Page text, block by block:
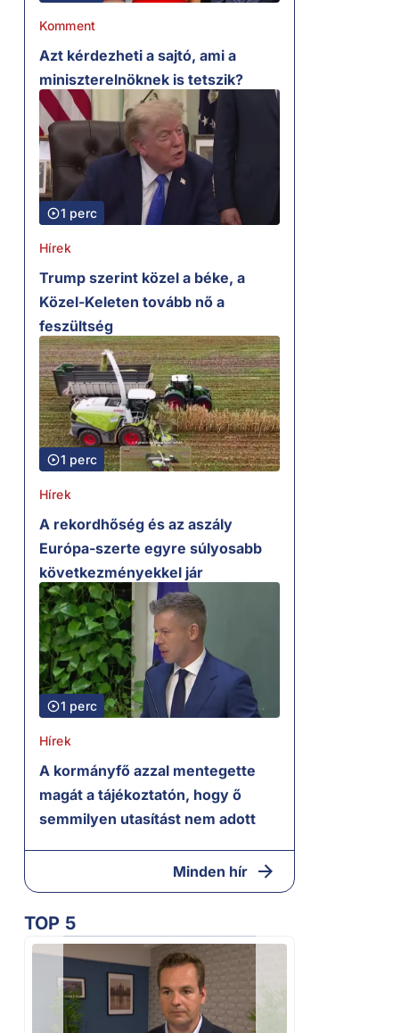
Komment
Azt kérdezheti a sajtó, ami a
miniszterelnöknek is tetszik?
1 perc
Hírek
Trump szerint közel a béke, a
Közel-Keleten tovább nő a
feszültség
1 perc
Hírek
A rekordhőség és az aszály
Európa-szerte egyre súlyosabb
következményekkel jár
1 perc
Hírek
A kormányfő azzal mentegette
magát a tájékoztatón, hogy ő
semmilyen utasítást nem adott
Minden hír
TOP 5